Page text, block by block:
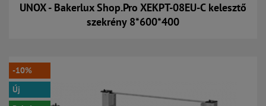
UNOX - Bakerlux Shop.Pro XEKPT-08EU-C kelesztő
szekrény 8*600*400
Kosárba
-10%
Új